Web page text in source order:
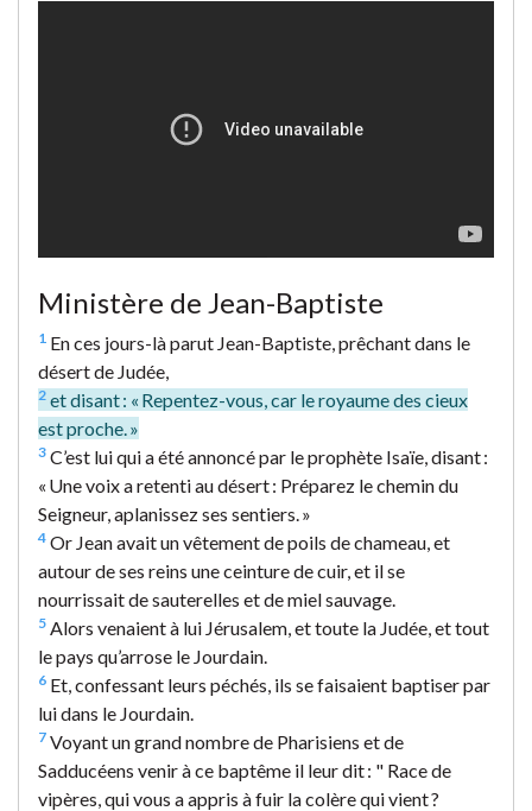
Ministère de Jean-Baptiste
1 En ces jours-là parut Jean-Baptiste, prêchant dans le
désert de Judée,
2 et disant : « Repentez-vous, car le royaume des cieux
est proche. »
3 C’est lui qui a été annoncé par le prophète Isaïe, disant :
« Une voix a retenti au désert : Préparez le chemin du
Seigneur, aplanissez ses sentiers. »
4 Or Jean avait un vêtement de poils de chameau, et
autour de ses reins une ceinture de cuir, et il se
nourrissait de sauterelles et de miel sauvage.
5 Alors venaient à lui Jérusalem, et toute la Judée, et tout
le pays qu’arrose le Jourdain.
6 Et, confessant leurs péchés, ils se faisaient baptiser par
lui dans le Jourdain.
7 Voyant un grand nombre de Pharisiens et de
Sadducéens venir à ce baptême il leur dit : " Race de
vipères, qui vous a appris à fuir la colère qui vient ?